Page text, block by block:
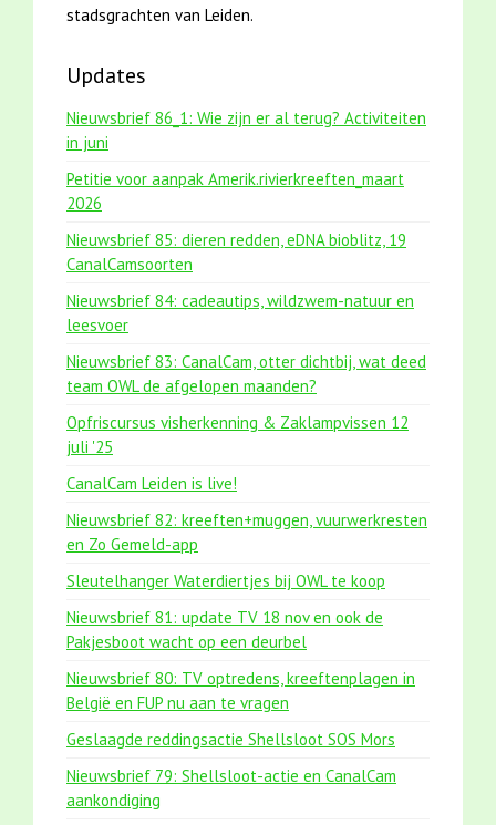
stadsgrachten van Leiden.
Updates
Nieuwsbrief 86_1: Wie zijn er al terug? Activiteiten
in juni
Petitie voor aanpak Amerik.rivierkreeften_maart
2026
Nieuwsbrief 85: dieren redden, eDNA bioblitz, 19
CanalCamsoorten
Nieuwsbrief 84: cadeautips, wildzwem-natuur en
leesvoer
Nieuwsbrief 83: CanalCam, otter dichtbij, wat deed
team OWL de afgelopen maanden?
Opfriscursus visherkenning & Zaklampvissen 12
juli '25
CanalCam Leiden is live!
Nieuwsbrief 82: kreeften+muggen, vuurwerkresten
en Zo Gemeld-app
Sleutelhanger Waterdiertjes bij OWL te koop
Nieuwsbrief 81: update TV 18 nov en ook de
Pakjesboot wacht op een deurbel
Nieuwsbrief 80: TV optredens, kreeftenplagen in
België en FUP nu aan te vragen
Geslaagde reddingsactie Shellsloot SOS Mors
Nieuwsbrief 79: Shellsloot-actie en CanalCam
aankondiging